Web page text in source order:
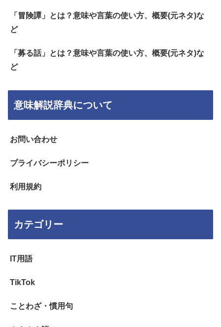
「冒険譚」とは？意味や言葉の使い方、概要(元ネタ)な
ど
「募る話」とは？意味や言葉の使い方、概要(元ネタ)な
ど
意味解説辞典について
お問い合わせ
プライバシーポリシー
利用規約
カテゴリー
IT用語
TikTok
ことわざ・慣用句